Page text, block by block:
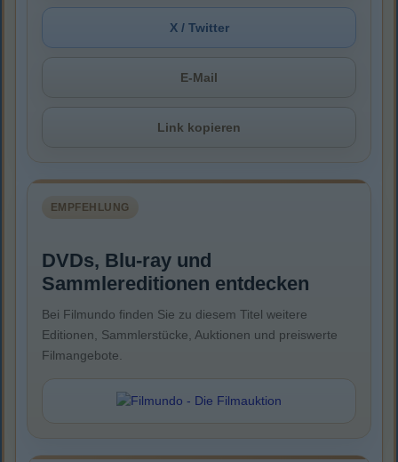
X / Twitter
E-Mail
Link kopieren
EMPFEHLUNG
DVDs, Blu-ray und
Sammlereditionen entdecken
Bei Filmundo finden Sie zu diesem Titel weitere
Editionen, Sammlerstücke, Auktionen und preiswerte
Filmangebote.